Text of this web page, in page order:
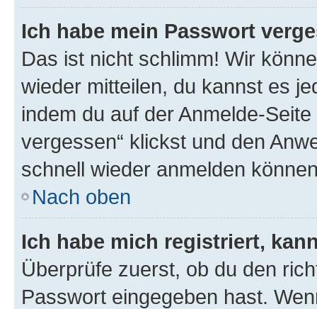
Ich habe mein Passwort
Das ist nicht schlimm! Wir
wieder mitteilen, du kannst es
indem du auf der Anmelde-
vergessen“ klickst und den
schnell wieder anmelden
Nach oben
Ich habe mich registriert,
Überprüfe zuerst, ob du den
Passwort eingegeben hast.